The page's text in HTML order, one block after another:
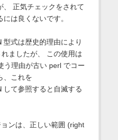
、 正気チェックをされて
は良くないです。
型式は歴史的理由により
ましたが、 この使用は
う理由が古い perl でコー
、これを
して参照すると自滅する
ンは、正しい範囲 (right